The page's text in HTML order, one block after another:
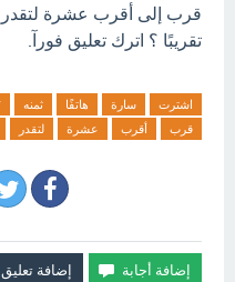
قرب إلى أقرب عشرة لتقدر
تقريبًا ؟ اترك تعليق فورآ.
اشترت سارة هاتفًا ثمنه
قرب
أقرب عشرة لتقدر